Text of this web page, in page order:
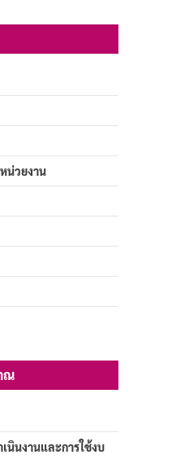
น่วยงาน
ณ
นินงานและการใช้งบ